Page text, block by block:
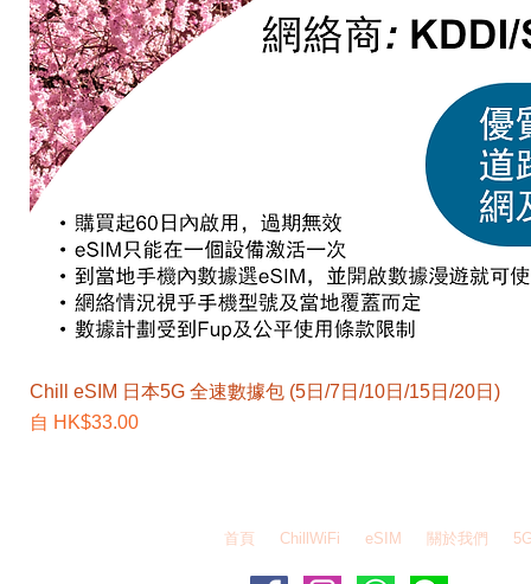
Chill eSIM 日本5G 全速數據包 (5日/7日/10日/15日/20日)
自 HK$33.00
促銷價格
首頁 ChillWiFi eSIM 關於我們